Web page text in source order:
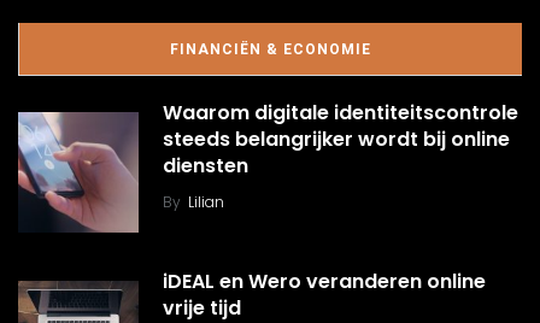
FINANCIËN & ECONOMIE
Waarom digitale identiteitscontrole
steeds belangrijker wordt bij online
diensten
By Lilian
iDEAL en Wero veranderen online
vrije tijd